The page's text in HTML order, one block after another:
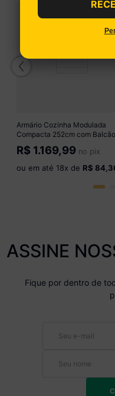
Armário Cozinha Modulada
Compacta 252cm com Balcão
Veneza Multimóveis MP3762
Preto/Dourado
R$ 1.169,99 no pix
ou em até 18x de R$
ASSINE
Fique por dentro de